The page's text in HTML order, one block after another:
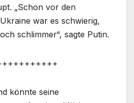
„Schon vor den
war es schwierig,
schlimmer“, sagte Putin.
könnte seine